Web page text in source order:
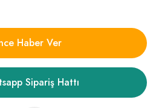
Haber Ver
Sipariş Hattı